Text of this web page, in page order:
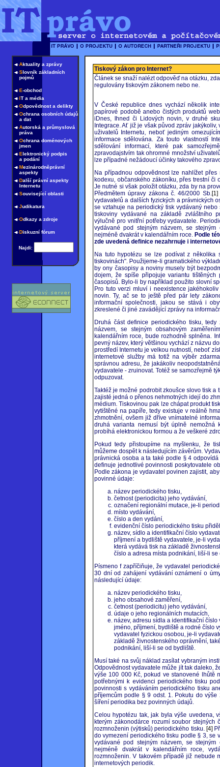
Aktuality a zprávy
Slovník základních
pojmů
E-obchod
IT a média
Odpovědnost a delikty
Ochrana osobních údajů
a dat
Autorská a průmyslová
práva
Ochrana doménových
jmen
Elektronický podpis
a podání
Mezinárodněprávní
aspekty
Další právní aspekty
Internetu
Související oblasti
Judikatura
Odkazy a zdroje
Diskuzní fórum
Najdi:
Tiskový zákon pro Internet?
Článek se snaží nalézt odpověď na otázku,
regulovány tiskovým zákonem nebo ne.
V České republice dnes vychází několik
papírové podobě anebo čistých produktů
iDnes, Ihned či Lidových novin, v druhé
Integrace. Ať již je však původ zpráv
uživatelů Internetu, neboť jediným
informace sdělována. Za touto vlastností
sdělování informací, které pak
zpravodajstvím tak ohromné množství
lze případné nežádoucí účinky takového
Na případnou odpovědnost lze nahlížet
kodexu, občanského zákoníku, přes trestní
Je nutné si však položit otázku, zda by na
Předmětem úpravy zákona č. 46/2000 Sb.[1]
vydavatelů a dalších fyzických a právnických
se vztahuje na periodický tisk vydávaný
tiskoviny vydávané na základě zvláštního
výlučně pro vnitřní potřeby vydavatele.
vydávané pod stejným názvem, se
nejméně dvakrát v kalendářním roce. Podle
zde uvedená definice nezahrnuje i
Na tuto hypotézu se lze podívat z několika
tiskovinách". Použijeme-li gramatického
by ony časopisy a noviny musely být
dojem, že spíše připojuje variantu
časopisů. Bylo-li by například použito slovní
Pro tuto verzi mluví i neexistence
novin. Ty, ač se to ještě před pár lety
informační společnosti, jakou se stává i
zkreslené či jiné zavádějící zprávy na
Druhá část definice periodického tisku,
názvem, se stejným obsahovým
kalendářním roce, bude rozhodně splněna.
pevný název, který většinou vychází z názvu
prostředí Internetu je velkou nutností, neboť
internetové služby má totiž na výběr
správnou adresu, že jakákoliv
vydavatele - zruinovat. Totéž se samozřejmě
odpuzovat.
Taktéž je možné podrobit zkoušce slovo tisk
zajisté jedná o přenos nehmotných idejí do
médium. Tiskovinou pak lze chápat produkt
vytištěné na papíře, tedy existuje v reálně
zhmotnění, ovšem již dříve vnímatelné
druhá varianta nemusí být úplně nemožná
probíhá elektronickou formou a že veškeré
Pokud tedy přistoupíme na myšlenku, že
můžeme dospět k následujícím závěrům.
právnická osoba a ta také podle § 4
definuje jednotlivé povinnosti poskytovatele
Podle zákona je vydavatel povinen zajistit,
povinné údaje:
název periodického tisku,
četnost (periodicita) jeho vydávání,
označení regionální mutace, je-li
místo vydávání,
číslo a den vydání,
evidenční číslo periodického tisku
název, sídlo a identifikační číslo
příjmení a bydliště vydavatele, je-li
která vydává tisk na základě
číslo a adresa místa podnikání, liší-li se
Písmeno f zapříčiňuje, že vydavatel
30 dní od zahájení vydávání oznámení o
následující údaje:
název periodického tisku,
jeho obsahové zaměření,
četnost (periodicitu) jeho vydávání,
údaje o jeho regionálních mutacích,
název, adresu sídla a identifikační
jméno, příjmení, bydliště a rodné číslo
vydavatel fyzickou osobou, je-li
základě živnostenského oprávnění,
podnikání, liší-li se od bydliště.
Musí také na svůj náklad zasílat vybraným
Odpovědnost vydavatele může jít tak daleko,
výše 100 000 Kč, pokud ve stanovené lhůtě
potřebnými k evidenci periodického tisku
povinnosti s vydáváním periodického tisku
příjemcům podle § 9 odst. 1. Pokutu do
šíření periodika bez povinných údajů.
Celou hypotézu tak, jak byla výše uvedena,
kterým zákonodárce rozumí soubor
rozmnoženin (výtisků) periodického tisku.[4]
do vymezení periodického tisku podle § 3, se
vydávané pod stejným názvem, se
nejméně dvakrát v kalendářním roce,
rozmnoženin. V takovém případě již nebude
internetových periodik.